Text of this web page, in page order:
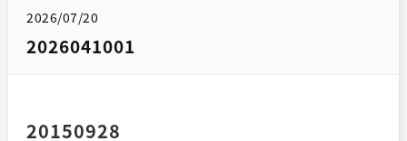
2026/07/20
2026041001
20150928